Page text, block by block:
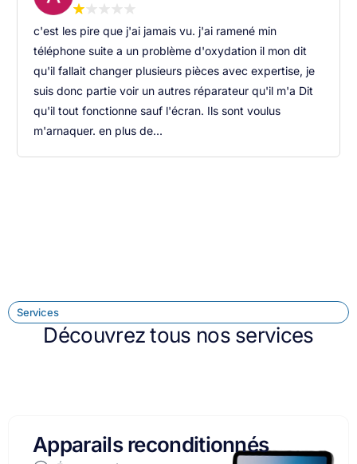
c'est les pire que j'ai jamais vu. j'ai ramené min
téléphone suite a un problème d'oxydation il mon dit
qu'il fallait changer plusieurs pièces avec expertise, je
suis donc partie voir un autres réparateur qu'il m'a Dit
qu'il tout fonctionne sauf l'écran. Ils sont voulus
m'arnaquer. en plus de...
Services
Découvrez tous nos services
Réparation d'ordinateurs